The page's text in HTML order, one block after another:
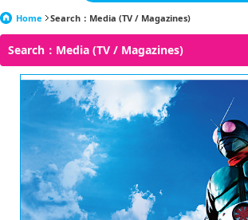
日本語
한국어
簡体中文
繁體中文
tiéng Viêt
Home Search：Media (TV / Magazines)
Search：Media (TV / Magazines)